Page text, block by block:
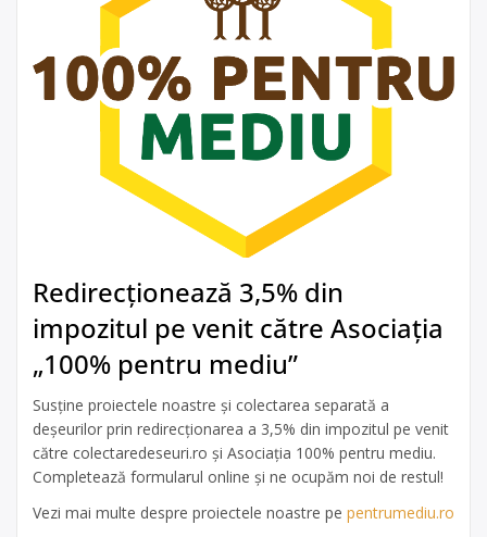
Redirecționează 3,5% din
impozitul pe venit către Asociația
„100% pentru mediu”
Susține proiectele noastre și colectarea separată a
deșeurilor prin redirecționarea a 3,5% din impozitul pe venit
către colectaredeseuri.ro și Asociația 100% pentru mediu.
Completează formularul online și ne ocupăm noi de restul!
Vezi mai multe despre proiectele noastre pe pentrumediu.ro